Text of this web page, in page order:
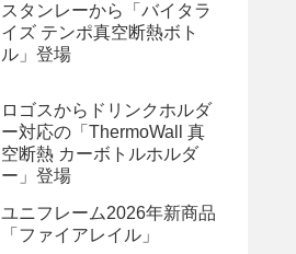
スタンレーから「バイタラ
イズ テンポ真空断熱ボト
ル」登場
ロゴスからドリンクホルダ
ー対応の「ThermoWall 真
空断熱 カーボトルホルダ
ー」登場
ユニフレーム2026年新商品
「ファイアレイル」